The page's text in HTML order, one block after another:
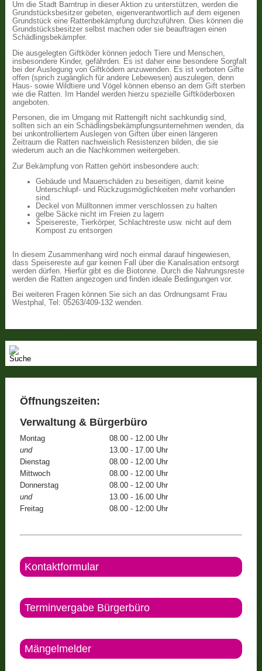
Um die Stadt Barntrup in dieser Aktion zu unterstützen, werden die
Grundstücksbesitzer gebeten, eigenverantwortlich auf dem eigenen
Grundstück eine Rattenbekämpfung durchzuführen. Dies können die
Grundstücksbesitzer selbst machen oder sie beauftragen einen
Schädlingsbekämpfer.
Die ausgelegten Giftköder können jedoch Tiere und Menschen,
insbesondere Kinder, gefährden. Es ist daher eine besondere Sorgfalt
bei der Auslegung von Giftködern anzuwenden. Es ist verboten Gifte
offen (sprich zugänglich für andere Lebewesen) auszulegen, denn
Haus- sowie Wildtiere und Vögel können ebenso an dem Gift sterben
wie die Ratten. Im Handel werden hierzu spezielle Giftköderboxen
angeboten.
Personen, die im Umgang mit Rattengift nicht sachkundig sind,
sollten sich an ein Schädlingsbekämpfungsunternehmen wenden, da
bei unkontrolliertem Auslegen von Giften über einen längeren
Zeitraum die Ratten nachweislich Resistenzen bilden, die sie
wiederum auch an die Nachkommen weitergeben.
Zur Bekämpfung von Ratten gehört insbesondere auch:
Gebäude und Mauerschäden zu beseitigen, damit keine
Unterschlupf- und Rückzugsmöglichkeiten mehr vorhanden
sind.
Deckel von Mülltonnen immer verschlossen zu halten
gelbe Säcke nicht im Freien zu lagern
Speisereste, Tierkörper, Schlachtreste usw. nicht auf dem
Kompost zu entsorgen
In diesem Zusammenhang wird noch einmal darauf hingewiesen,
dass Speisereste auf gar keinen Fall über die Kanalisation entsorgt
werden dürfen. Hierfür gibt es die Biotonne. Durch die Nahrungsreste
werden die Ratten angezogen und finden ideale Bedingungen vor.
Bei weiteren Fragen können Sie sich an das Ordnungsamt Frau
Westphal, Tel: 05263/409-132 wenden.
Öffnungszeiten:
Verwaltung & Bürgerbüro
Montag
08.00 - 12.00 Uhr
und
13.00 - 17.00 Uhr
Dienstag
08.00 - 12.00 Uhr
Mittwoch
08.00 - 12.00 Uhr
Donnerstag
08.00 - 12.00 Uhr
und
13.00 - 16.00 Uhr
Freitag
08.00 - 12:00 Uhr
Kontaktformular
Terminvergabe Bürgerbüro
Mängelmelder